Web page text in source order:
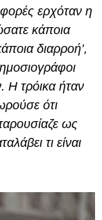
ερχόταν η
κάποια
διαρροή’,
Η τρόικα ήταν
ότι
ως
τι είναι